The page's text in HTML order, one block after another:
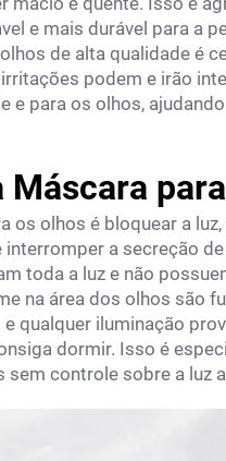
e mais durável para a
de alta qualidade é
podem e irão
e para os olhos,
os olhos é bloquear a
interromper a secreção
toda a luz e não
na área dos olhos são
qualquer iluminação
dormir. Isso é
controle sobre a luz